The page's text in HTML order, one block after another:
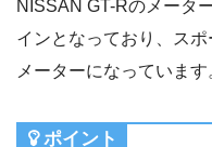
NISSAN GT-Rのメータ
インとなっており、ス
メーターになっています
ポイント